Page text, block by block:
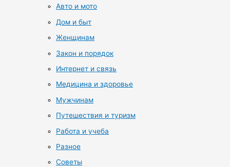
Авто и мото
Дом и быт
Женщинам
Закон и порядок
Интернет и связь
Медицина и здоровье
Мужчинам
Путешествия и туризм
Работа и учеба
Разное
Советы